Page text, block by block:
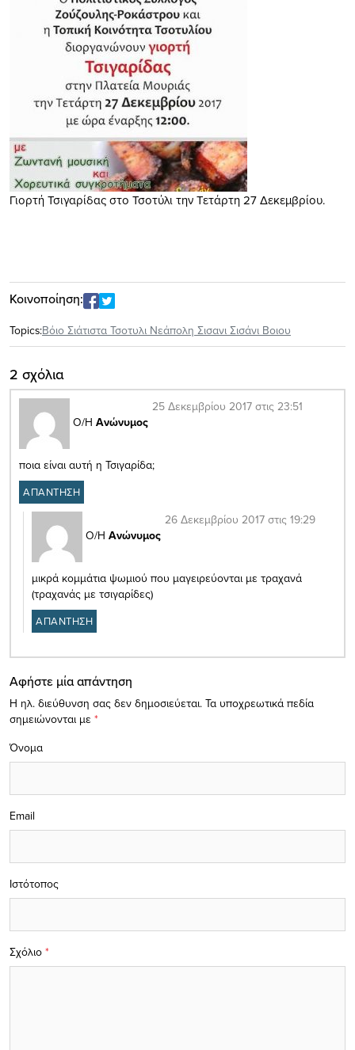
Γιορτή Τσιγαρίδας στο Τσοτύλι την Τετάρτη 27 Δεκεμβρίου.
Κοινοποίηση:
Topics:Βόιο Σιάτιστα Τσοτυλι Νεάπολη Σισανι Σισάνι Βοιου
2 σχόλια
Ο/Η Ανώνυμος
25 Δεκεμβρίου 2017 στις 23:51
ποια είναι αυτή η Τσιγαρίδα;
ΑΠΑΝΤΗΣΗ
Ο/Η Ανώνυμος
26 Δεκεμβρίου 2017 στις 19:29
μικρά κομμάτια ψωμιού που μαγειρεύονται με τραχανά
(τραχανάς με τσιγαρίδες)
ΑΠΑΝΤΗΣΗ
Αφήστε μία απάντηση
Η ηλ. διεύθυνση σας δεν δημοσιεύεται. Τα υποχρεωτικά πεδία
σημειώνονται με *
Σχόλιο *
Όνομα
Email
Ιστότοπος